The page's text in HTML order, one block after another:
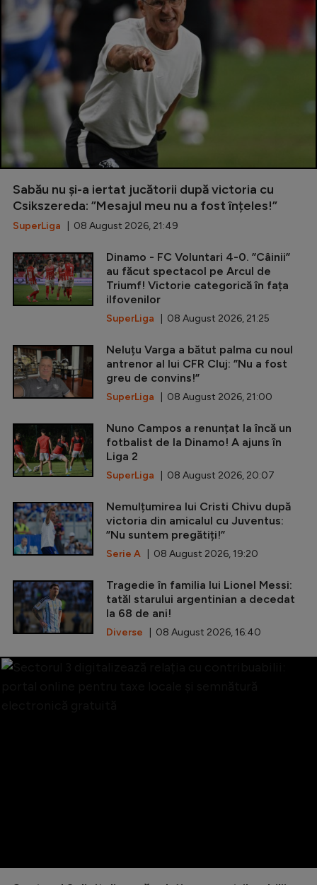
Sabău nu și-a iertat jucătorii după victoria cu
Csikszereda: ”Mesajul meu nu a fost înțeles!”
SuperLiga | 08 August 2026, 21:49
Dinamo - FC Voluntari 4-0. ”Câinii”
au făcut spectacol pe Arcul de
Triumf! Victorie categorică în fața
ilfovenilor
SuperLiga | 08 August 2026, 21:25
Neluțu Varga a bătut palma cu noul
antrenor al lui CFR Cluj: ”Nu a fost
greu de convins!”
SuperLiga | 08 August 2026, 21:00
Nuno Campos a renunțat la încă un
fotbalist de la Dinamo! A ajuns în
Liga 2
SuperLiga | 08 August 2026, 20:07
Nemulțumirea lui Cristi Chivu după
victoria din amicalul cu Juventus:
”Nu suntem pregătiți!”
Serie A | 08 August 2026, 19:20
Tragedie în familia lui Lionel Messi:
tatăl starului argentinian a decedat
la 68 de ani!
Diverse | 08 August 2026, 16:40